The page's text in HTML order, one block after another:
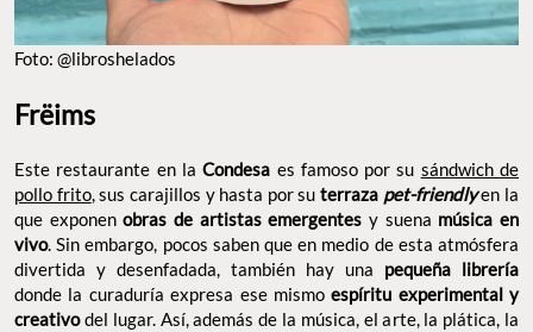
Frëims
Este restaurante en la
que exponen
vivo. Sin embargo, pocos saben que en medio de esta
libreríadonde la curaduría expresa ese mismoespíritu
experimental y creativo del lugar. Así, además de la música, el
arte, la plática, la comida y los tragos, la experiencia se completa
con libros que se revelan como un hallazgo antes o después de
comer.
Dirección: Ámsterdam 62B, Hipódromo